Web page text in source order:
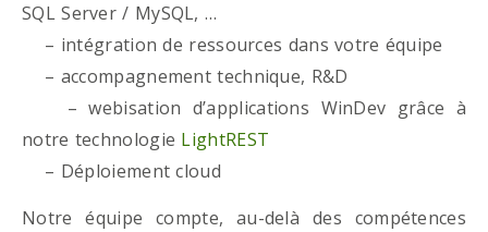
SQL Server / MySQL, …
– intégration de ressources dans votre équipe
– accompagnement technique, R&D
– webisation d’applications WinDev grâce à
notre technologie LightREST
– Déploiement cloud
Notre équipe compte, au-delà des compétences